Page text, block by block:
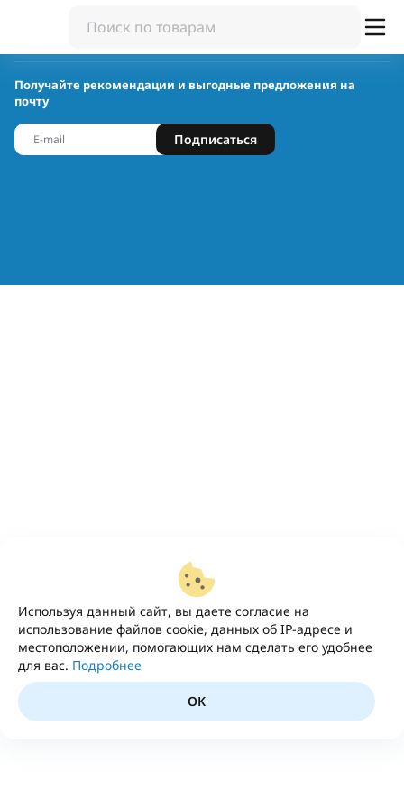
Используя данный сайт, вы даете согласие на
использование файлов cookie, данных об IP-адресе и
местоположении, помогающих нам сделать его удобнее
для вас. Подробнее
OK
Получайте рекомендации и выгодные предложения на
почту
Подписаться